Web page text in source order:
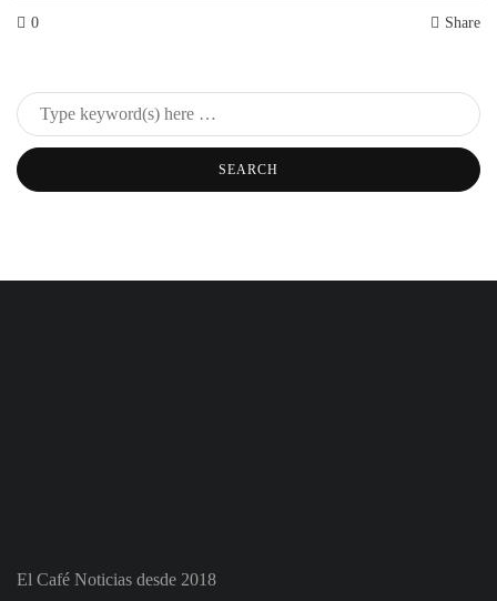
0 Share
El Café Noticias desde 2018